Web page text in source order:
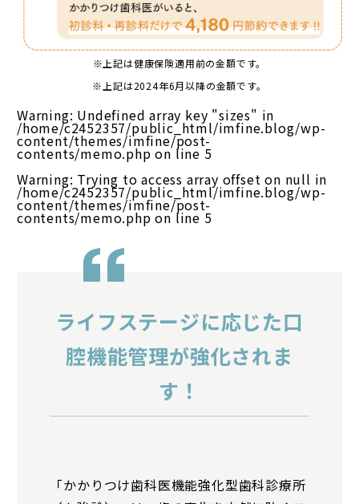
※上記は健康保険適用前の金額です。
※上記は2024年6月以降の金額です。
Warning: Undefined array key "sizes" in
/home/c2452357/public_html/imfine.blog/wp-
content/themes/imfine/post-
contents/memo.php on line 5
Warning: Trying to access array offset on null in
/home/c2452357/public_html/imfine.blog/wp-
content/themes/imfine/post-
contents/memo.php on line 5
ライフステージに応じた口
腔機能管理が強化されま
す！
「かかりつけ歯科医機能強化型歯科診療所